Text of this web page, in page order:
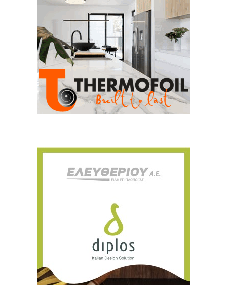
ΕΓΓΡΑΦΉ
Ευχαριστώ, αλλά δεν ενδιαφέρομαι αυτή την στιγμή